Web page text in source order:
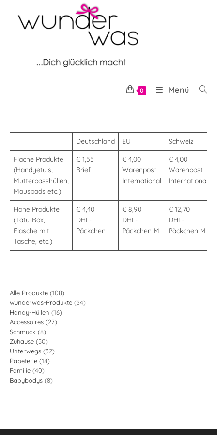
springen
0 Menü
Deutschland EU Schweiz
Flache Produkte
(Handyetuis,
Mutterpasshüllen,
Mauspads etc.)
€ 1,55
Brief
€ 4,00
Warenpost
International
€ 4,00
Warenpost
International
Hohe Produkte
(Tatü-Box,
Flasche mit
Tasche, etc.)
€ 4,40
DHL-
Päckchen
€ 8,90
DHL-
Päckchen M
€ 12,70
DHL-
Päckchen M
Alle Produkte 108108
Produkte
wunderwas-Produkte 3434
Handy-Hüllen 1616
Accessoires 2727
Schmuck 88
Produkte
Zuhause 5050
Produkte
Unterwegs 3232
Papeterie 1818
Familie 4040
Produkte
Babybodys 88